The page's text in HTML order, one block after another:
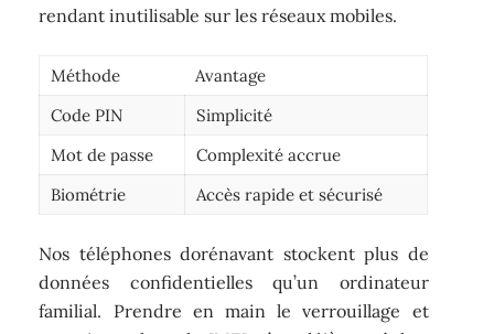
rendant inutilisable sur les réseaux mobiles.
Méthode
Avantage
Code PIN
Simplicité
Mot de passe
Complexité accrue
Biométrie
Accès rapide et sécurisé
Nos téléphones dorénavant stockent plus de
données confidentielles qu’un ordinateur
familial. Prendre en main le verrouillage et